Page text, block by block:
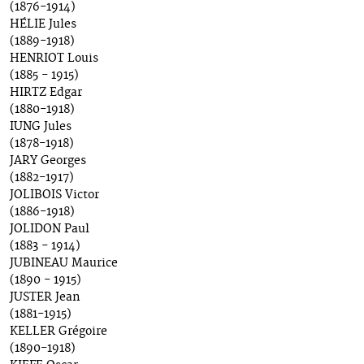
(1876-1914)
HÉLIE Jules
(1889-1918)
HENRIOT Louis
(1885 - 1915)
HIRTZ Edgar
(1880-1918)
IUNG Jules
(1878-1918)
JARY Georges
(1882-1917)
JOLIBOIS Victor
(1886-1918)
JOLIDON Paul
(1883 - 1914)
JUBINEAU Maurice
(1890 - 1915)
JUSTER Jean
(1881-1915)
KELLER Grégoire
(1890-1918)